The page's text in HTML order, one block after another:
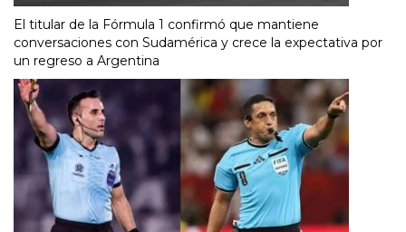
El titular de la Fórmula 1 confirmó que mantiene
conversaciones con Sudamérica y crece la expectativa por
un regreso a Argentina